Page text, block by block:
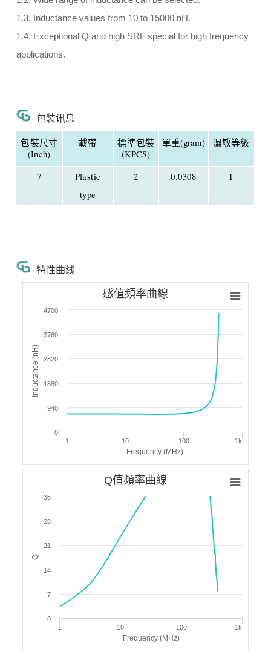
1.3. Inductance values from 10 to 15000 nH.
1.4. Exceptional Q and high SRF special for high frequency
applications.
包装讯息
包裝尺寸
(Inch)
載帶
標準包裝
(KPCS)
單重(gram) 濕敏等級
7
Plastic
type
2 0.0308 1
特性曲线
Frequency (MHz)
Inductance (nH)
感值頻率曲線
1 10 100 1k
0
940
1880
2820
3760
4700
Frequency (MHz)
Q
Q值頻率曲線
1 10 100 1k
0
7
14
21
28
35